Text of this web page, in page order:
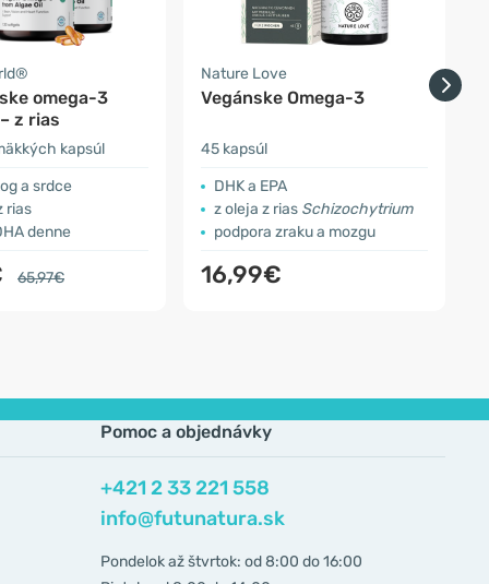
omega-3
z rias
kapsúl
a srdce
rias
denne
65,97€
Nature Love
Vegánske Omega-3
45 kapsúl
DHK a EPA
z oleja z rias Schizochytrium
podpora zraku a mozgu
16,99€
Pomoc a objednávky
+421 2 33 221 558
info@futunatura.sk
Pondelok až štvrtok: od 8:00 do 16:00